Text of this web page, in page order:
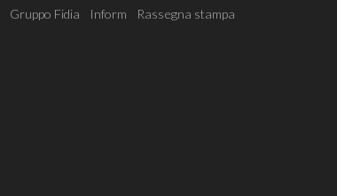
Gruppo Fidia Inform
Rassegna stampa